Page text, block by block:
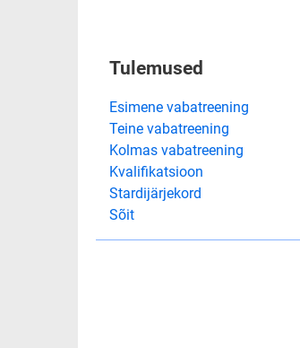
Tulemused
Esimene vabatreening
Teine vabatreening
Kolmas vabatreening
Kvalifikatsioon
Stardijärjekord
Sõit